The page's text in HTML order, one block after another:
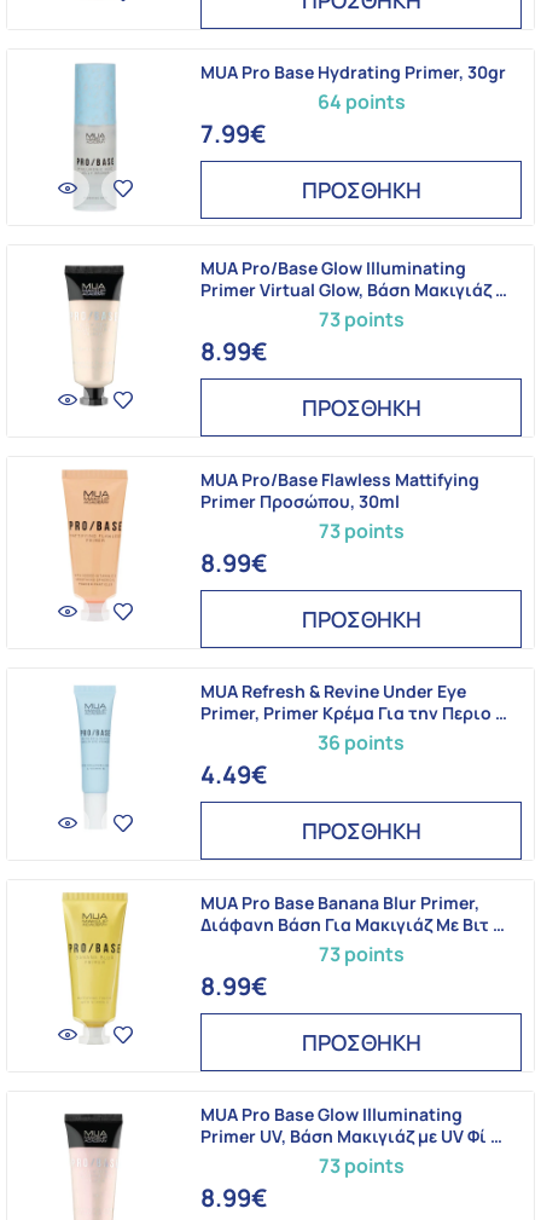
64 points
MUA Pro Base Hydrating Primer, 30gr
7.99€
ΠΡΟΣΘΗΚΗ
73 points
MUA Pro/Base Glow Illuminating
Primer Virtual Glow, Βάση Μακιγιάζ …
8.99€
ΠΡΟΣΘΗΚΗ
73 points
MUA Pro/Base Flawless Mattifying
Primer Προσώπου, 30ml
8.99€
ΠΡΟΣΘΗΚΗ
36 points
MUA Refresh & Revine Under Eye
Primer, Primer Κρέμα Για την Περιο …
4.49€
ΠΡΟΣΘΗΚΗ
73 points
MUA Pro Base Banana Blur Primer,
Διάφανη Βάση Για Μακιγιάζ Με Βιτ …
8.99€
ΠΡΟΣΘΗΚΗ
73 points
MUA Pro Base Glow Illuminating
Primer UV, Βάση Μακιγιάζ με UV Φί …
8.99€